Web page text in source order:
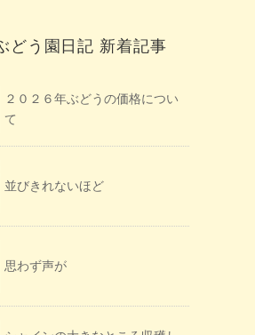
どう園日記 新着記事
２０２６年ぶどうの価格につい
て
並びきれないほど
思わず声が